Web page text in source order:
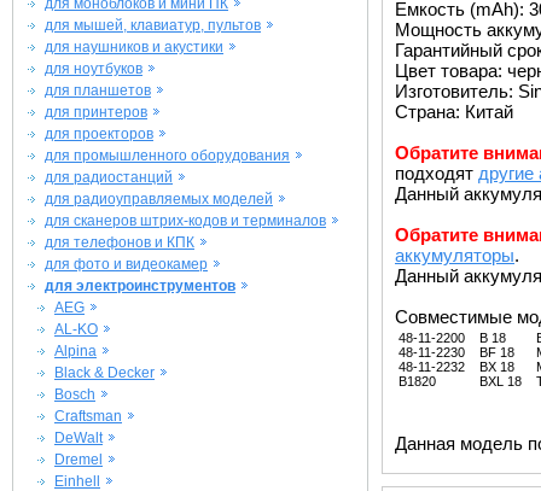
для моноблоков и мини ПК
для мышей, клавиатур, пультов
для наушников и акустики
для ноутбуков
для планшетов
для принтеров
для проекторов
для промышленного оборудования
для радиостанций
для радиоуправляемых моделей
для сканеров штрих-кодов и терминалов
для телефонов и КПК
для фото и видеокамер
для электроинструментов
AEG
AL-KO
Alpina
Black & Decker
Bosch
Craftsman
DeWalt
Dremel
Einhell
Емкость (mAh):
Мощность
Гарантийный
Цвет товара:
Изготовитель:
Страна: Китай
Обратите
подходят
Данный
Обратите
аккумуляторы.
Данный
Совместимые
48-11-2200
48-11-2230
48-11-2232
B1820
B 18
BF 18
BX 18
BXL 18
Данная модель